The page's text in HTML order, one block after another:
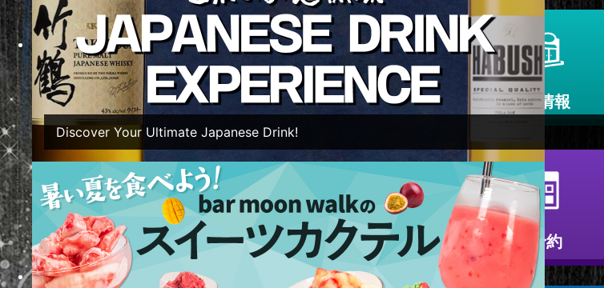
Discover Your Ultimate Japanese Drink!
ご紹介 店舗情報
リクルート ご予約